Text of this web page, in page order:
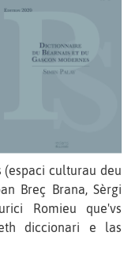
(espaci culturau deu
Breç Brana, Sèrgi
Romieu que'vs
diccionari e las